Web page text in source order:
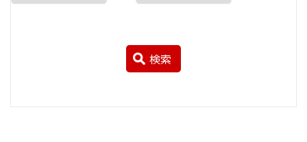
検索